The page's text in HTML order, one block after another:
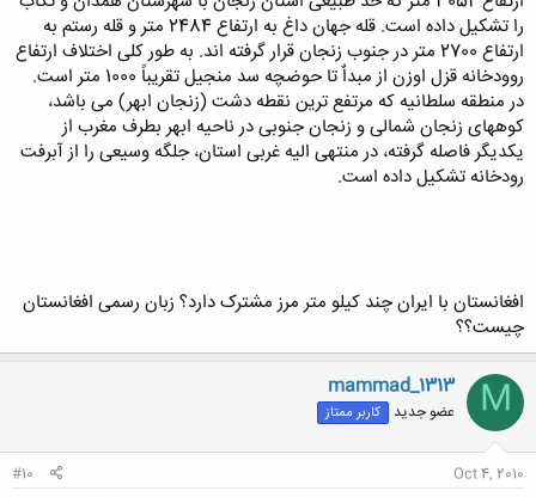
را تشکیل داده است. قله جهان داغ به ارتفاع 2484 متر و قله رستم به
ارتفاع 2700 متر در جنوب زنجان قرار گرفته اند. به طور کلی اختلاف ارتفاع
روودخانه قزل اوزن از مبداٌ تا حوضچه سد منجیل تقریباً 1000 متر است.
در منطقه سلطانیه که مرتفع ترین نقطه دشت (زنجان ابهر) می باشد،
کوههای زنجان شمالی و زنجان جنوبی در ناحیه ابهر بطرف مغرب از
یکدیگر فاصله گرفته، در منتهی الیه غربی استان، جلگه وسیعی را از آبرفت
رودخانه تشکیل داده است.
افغانستان با ایران چند کیلو متر مرز مشترک دارد؟ زبان رسمی افغانستان
چیست؟؟
M
mammad_1313
عضو جدید کاربر ممتاز
Oct 4, 2010
#10